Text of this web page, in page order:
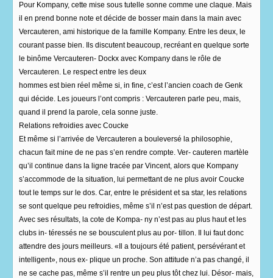
Pour Kompany, cette mise sous tutelle sonne comme une claque. Mais
il en prend bonne note et décide de bosser main dans la main avec
Vercauteren, ami historique de la famille Kompany. Entre les deux, le
courant passe bien. Ils discutent beaucoup, recréant en quelque sorte
le binôme Vercauteren- Dockx avec Kompany dans le rôle de
Vercauteren. Le respect entre les deux
hommes est bien réel même si, in fine, c’est l’ancien coach de Genk
qui décide. Les joueurs l’ont compris : Vercauteren parle peu, mais,
quand il prend la parole, cela sonne juste.
Relations refroidies avec Coucke
Et même si l’arrivée de Vercauteren a bouleversé la philosophie,
chacun fait mine de ne pas s’en rendre compte. Ver- cauteren martèle
qu’il continue dans la ligne tracée par Vincent, alors que Kompany
s’accommode de la situation, lui permettant de ne plus avoir Coucke
tout le temps sur le dos. Car, entre le président et sa star, les relations
se sont quelque peu refroidies, même s’il n’est pas question de départ.
Avec ses résultats, la cote de Kompa- ny n’est pas au plus haut et les
clubs in- téressés ne se bousculent plus au por- tillon. Il lui faut donc
attendre des jours meilleurs. «Il a toujours été patient, persévérant et
intelligent», nous ex- plique un proche. Son attitude n’a pas changé, il
ne se cache pas, même s’il rentre un peu plus tôt chez lui. Désor- mais,